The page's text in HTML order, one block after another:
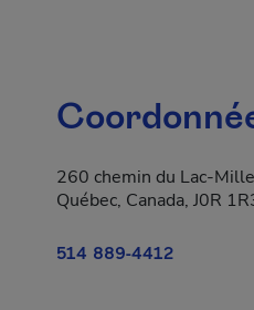
s'ouvrira dans une nouvelle
260 chemin du Lac-
Québec, Canada, J0R
514 889-4412